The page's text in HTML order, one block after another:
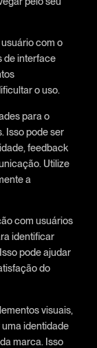
com o
de interface
o uso.
para o
Isso pode ser
feedback
Utilize
a
com usuários
identificar
pode ajudar
do
visuais,
identidade
marca. Isso